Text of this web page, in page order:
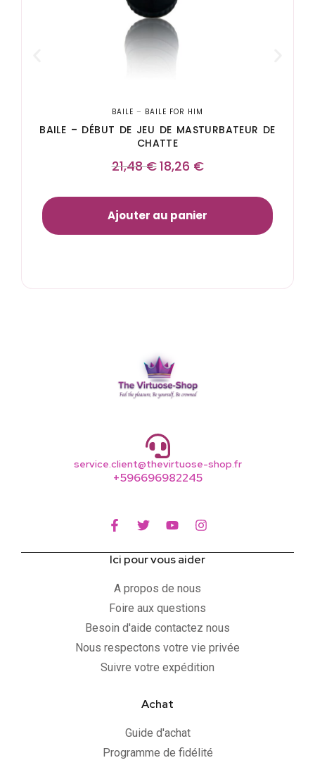
BAILE – BAILE FOR HIM
BAILE – DÉBUT DE JEU DE MASTURBATEUR DE
CHATTE
21,48€18,26 €
Ajouter au panier
service.client@thevirtuose-shop.fr
+596696982245
Ici pour vous aider
A propos de nous
Foire aux questions
Besoin d'aide contactez nous
Nous respectons votre vie privée
Suivre votre expédition
Achat
Guide d'achat
Programme de fidélité